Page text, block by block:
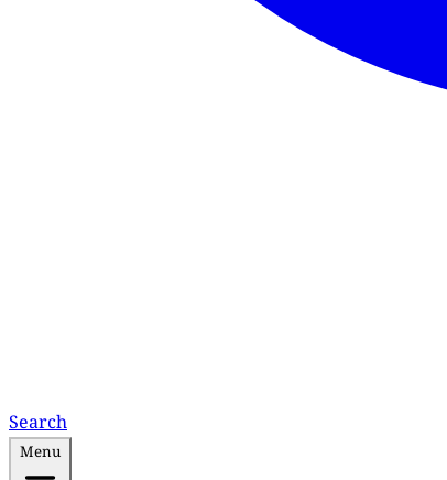
Search
Menu